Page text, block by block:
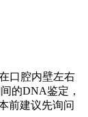
口腔内壁左右
的DNA鉴定，
前建议先询问